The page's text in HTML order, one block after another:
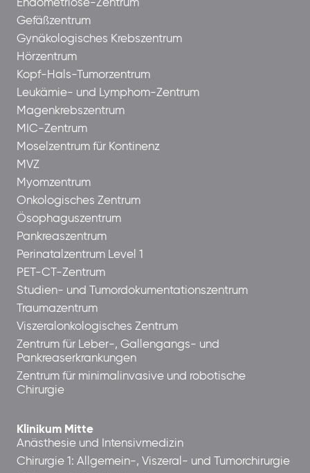
Endometriose-Zentrum
Gefäßzentrum
Gynäkologisches Krebszentrum
Hörzentrum
Kopf-Hals-Tumorzentrum
Leukämie- und Lymphom-Zentrum
Magenkrebszentrum
MIC-Zentrum
Moselzentrum für Kontinenz
MVZ
Myomzentrum
Onkologisches Zentrum
Ösophaguszentrum
Pankreaszentrum
Perinatalzentrum Level 1
PET-CT-Zentrum
Studien- und Tumordokumentationszentrum
Traumazentrum
Viszeralonkologisches Zentrum
Zentrum für Leber-, Gallengangs- und
Pankreaserkrankungen
Zentrum für minimalinvasive und robotische
Chirurgie
Klinikum Mitte
Anästhesie und Intensivmedizin
Chirurgie 1: Allgemein-, Viszeral- und Tumorchirurgie